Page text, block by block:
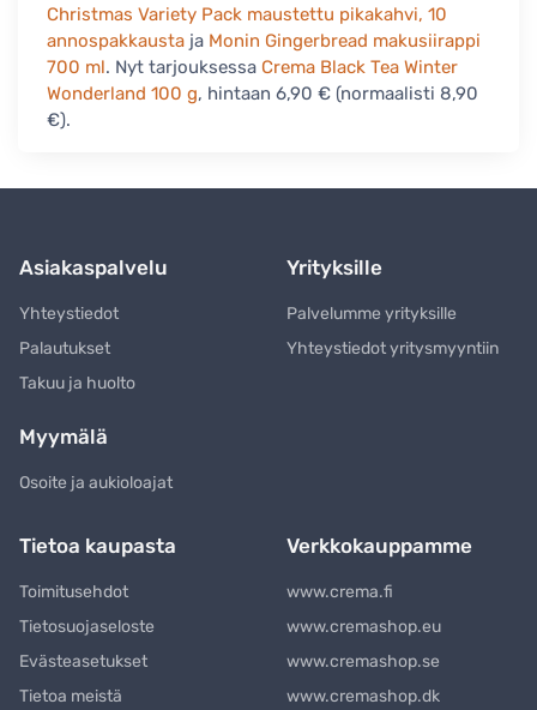
Christmas Variety Pack maustettu pikakahvi, 10
annospakkausta ja Monin Gingerbread makusiirappi
700 ml. Nyt tarjouksessa Crema Black Tea Winter
Wonderland 100 g, hintaan 6,90 € (normaalisti 8,90
€).
Asiakaspalvelu
Yhteystiedot
Palautukset
Takuu ja huolto
Yrityksille
Palvelumme yrityksille
Yhteystiedot yritysmyyntiin
Myymälä
Osoite ja aukioloajat
Tietoa kaupasta
Toimitusehdot
Tietosuojaseloste
Evästeasetukset
Tietoa meistä
Verkkokauppamme
www.crema.fi
www.cremashop.eu
www.cremashop.se
www.cremashop.dk